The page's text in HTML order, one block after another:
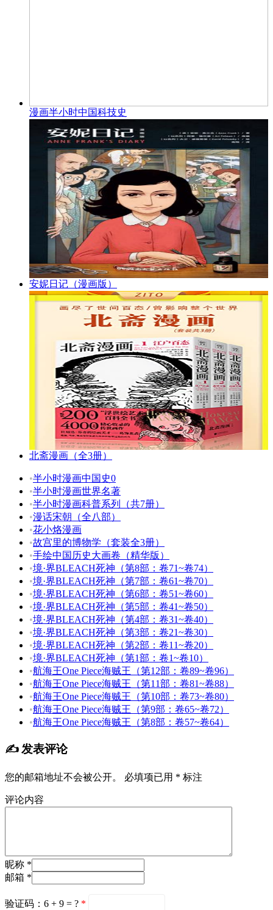
漫画半小时中国科技史
安妮日记（漫画版）
北斋漫画（全3册）
•半小时漫画中国史0
•半小时漫画世界名著
•半小时漫画科普系列（共7册）
•漫话宋朝（全八部）
•花小烙漫画
•故宫里的博物学（套装全3册）
•手绘中国历史大画卷（精华版）
•境·界BLEACH死神（第8部：卷71~卷74）
•境·界BLEACH死神（第7部：卷61~卷70）
•境·界BLEACH死神（第6部：卷51~卷60）
•境·界BLEACH死神（第5部：卷41~卷50）
•境·界BLEACH死神（第4部：卷31~卷40）
•境·界BLEACH死神（第3部：卷21~卷30）
•境·界BLEACH死神（第2部：卷11~卷20）
•境·界BLEACH死神（第1部：卷1~卷10）
•航海王One Piece海贼王（第12部：卷89~卷96）
•航海王One Piece海贼王（第11部：卷81~卷88）
•航海王One Piece海贼王（第10部：卷73~卷80）
•航海王One Piece海贼王（第9部：卷65~卷72）
•航海王One Piece海贼王（第8部：卷57~卷64）
✍️ 发表评论
您的邮箱地址不会被公开。 必填项已用 * 标注
评论内容
昵称 *
邮箱 *
验证码：6 + 9 = ? *